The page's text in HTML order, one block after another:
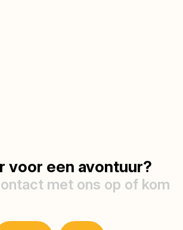
voor een avontuur?
met ons op of kom